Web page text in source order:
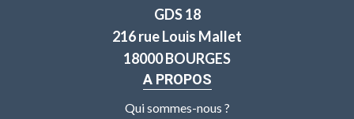
GDS 18
216 rue Louis Mallet
18000 BOURGES
A PROPOS
Qui sommes-nous ?